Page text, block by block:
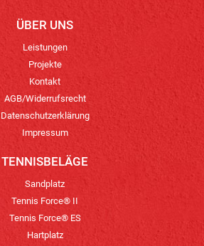
ÜBER UNS
Leistungen
Projekte
Kontakt
AGB/Widerrufsrecht
Datenschutzerklärung
Impressum
TENNISBELÄGE
Sandplatz
Tennis Force® II
Tennis Force® ES
Hartplatz